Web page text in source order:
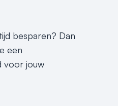
besparen? Dan
een
voor jouw